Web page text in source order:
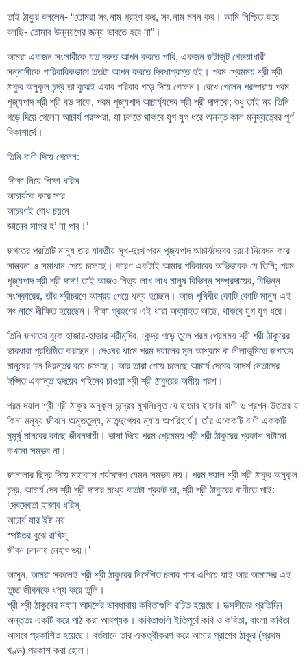
তাই ঠাকুর বললেন- “তোমরা সৎ নাম গ্রহণ কর, সৎ নাম মনন কর। আমি নিশ্চিত করে
বলছি- তোমার উন্নয়ণের জন্য ভাবতে হবে না”।
আমরা একজন সংসারীকে যত দ্রুত আপন করতে পারি, একজন জটাজুট গেরুয়াধারী
সন্নাসীকে পারিবারিকভাবে ততটা আপন করতে দ্বিধাগ্রস্ত হই। পরম প্রেমময় শ্রী শ্রী
ঠাকুর অনুকূল চন্দ্র তা বুঝেই এবার পরিবার গড়ে দিয়ে গেলেন। রেখে গেলেন পরম্পরায় পরম
পূজ্যপাদ শ্রী শ্রী বড় দাকে, পরম পূজ্যপাদ আচার্য্যদেব শ্রী শ্রী দাদাকে; শুধু তাই নয় তিনি
গড়ে দিয়ে গেলেন আচার্য পরম্পরা, যা চলতে থাকবে যুগ যুগ ধরে অনন্ত কাল মনুষ্যত্বের পূর্ণ
বিকাশার্থে।
তিনি বাণী দিয়ে গেলেন:
‘দীক্ষা নিয়ে শিক্ষা ধরিস
আচার্যকে করে সার
আচরণই বোধ চয়নে
জ্ঞানের সাগর হ’ না পার।’
জগতের প্রতিটি মানুষ তার যাবতীয় সুখ-দুঃখ পরম পূজ্যপাদ আচার্যদেবের চরণে নিবেদন করে
সান্ত্বনা ও সমাধান পেয়ে চলেছে। কারণ একটাই আমার পরিবারের অভিভাবক যে তিনি; পরম
পূজ্যপাদ শ্রী শ্রী দাদা! তাই আজও নিত্য লাখ লাখ মানুষ বিভিন্ন সম্প্রদায়ের, বিভিন্ন
সংস্কারের, তাঁর শ্রীচরণে আশ্রয় পেয়ে ধন্য হচ্ছেন। আজ পৃথিবীর কোটি কোটি মানুষ এই
সৎ নামে দীক্ষিত হয়েছেন। দীক্ষা গ্রহণের এই ধারা অব্যাহত আছে, থাকবে যুগ যুগ ধরে।
তিনি জগতের বুকে হাজার-হাজার শ্রীমন্দির, কেন্দ্র গড়ে তুলে পরম প্রেমময় শ্রী শ্রী ঠাকুরের
ভাবধারা প্রতিষ্ঠিত করছেন। দেওঘর ধামে পরম দয়ালের মূল আশ্রমে বা লীলাভূমিতে জগতের
মানুষের ঢল নিরন্তর বয়ে চলেছে। আর তারা পেয়ে চলেছে আচার্য দেবের আদর্শ নেতাদের
ঈপ্সিত একান্ত হৃদয়ের গহিনের চাওয়া শ্রী শ্রী ঠাকুরের অমীয় পরশ।
পরম দয়াল শ্রী শ্রী ঠাকুর অনুকূল চন্দ্রের মুখনিঃসৃত যে হাজার হাজার বাণী ও প্রশ্ন-উত্তর যা
কিনা মনুষ্য জীবনে অমৃততুল্য, মাতৃদুগ্ধের ন্যায় অপরিহার্য। তাঁর একেকটি বাণী এককটি
মুমূর্ষু মানবের কাছে জীবনদায়ী। ভাষা দিয়ে পরম প্রেমময় শ্রী শ্রী ঠাকুরের প্রকাশ ঘটানো
কখনো সম্ভব না।
জানালার ছিদ্র দিয়ে মহাকাশ পর্যবেক্ষণ যেমন সম্ভব নয়। পরম দয়াল শ্রী শ্রী ঠাকুর অনুকূল
চন্দ্র, আচার্য দেব শ্রী শ্রী দাদার মধ্যে কতটা প্রকট তা, শ্রী শ্রী ঠাকুরের বাণীতে পাই:
‘দেবদেবতা হাজার ধরিস্
আচার্য যার ইষ্ট নয়
স্পষ্টতর বুঝে রাখিস্
জীবন চলনায় নেহাৎ ভয়।’
আসুন, আমরা সকলেই শ্রী শ্রী ঠাকুরের নির্দেশিত চলার পথে এগিয়ে যাই আর আমাদের এই
তুচ্ছ জীবনকে ধন্য করে তুলি।
শ্রী শ্রী ঠাকুরের মহান আদর্শের ভাবধারায় কবিতাগুলি রচিত হয়েছে। সত্সঙ্গীদের প্রতিদিন
অন্ততঃ একটি করে পাঠ করা আবশ্যক। কবিতাগুলি ইতিপূর্বে কবি ও কবিতা, বাংলা কবিতা
আসরে প্রকাশিত হয়েছে। বর্তমানে তার একত্রীকরণ করে আমার প্রাণের ঠাকুর (প্রথম
খণ্ড) প্রকাশ করা হোল।